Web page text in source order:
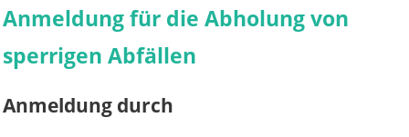
Anmeldung für die Abholung von
sperrigen Abfällen
Anmeldung durch